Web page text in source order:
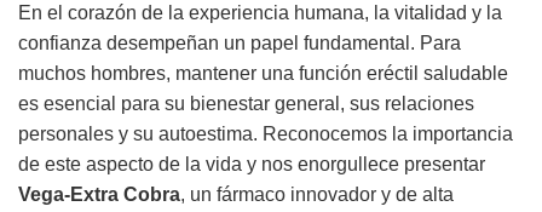
En el corazón de la experiencia humana, la vitalidad y la
confianza desempeñan un papel fundamental. Para
muchos hombres, mantener una función eréctil saludable
es esencial para su bienestar general, sus relaciones
personales y su autoestima. Reconocemos la importancia
de este aspecto de la vida y nos enorgullece presentar
Vega-Extra Cobra, un fármaco innovador y de alta